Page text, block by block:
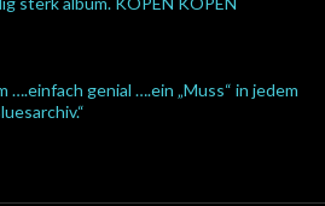
….einfach genial ….ein „Muss“ in jedem